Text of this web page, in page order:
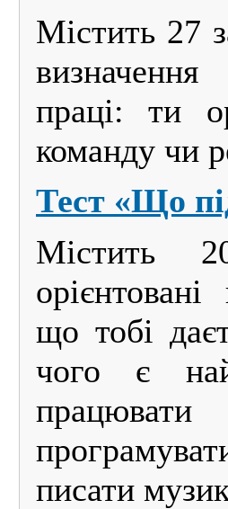
Містить 27
визначення
праці: ти
команду чи
Тест «Що
Містить
що тобі
чого є
писати